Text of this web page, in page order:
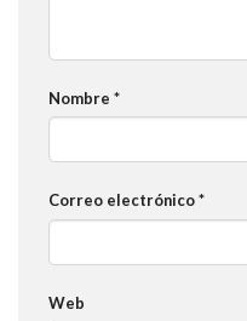
Nombre *
Correo electrónico*
Web